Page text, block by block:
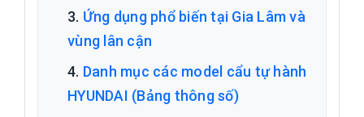
Ứng dụng phổ biến tại Gia Lâm và
vùng lân cận
Danh mục các model cẩu tự hành
HYUNDAI (Bảng thông số)